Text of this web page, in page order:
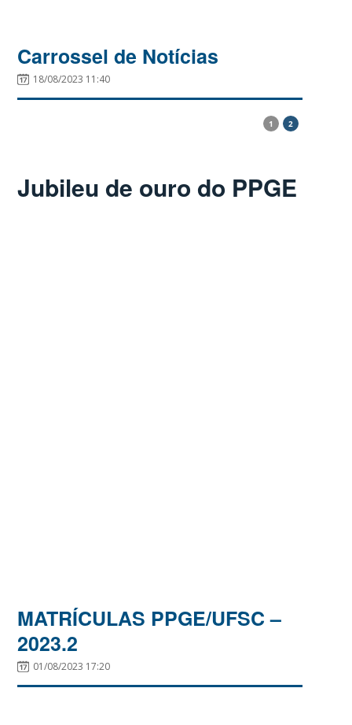
Carrossel de Notícias
18/08/2023 11:40
1 2
Jubileu de ouro do PPGE
MATRÍCULAS PPGE/UFSC –
2023.2
01/08/2023 17:20